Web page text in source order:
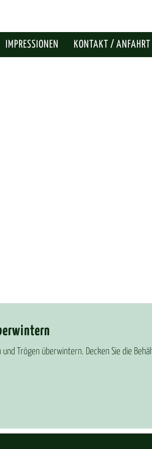
IMPRESSIONEN KONTAKT / ANFAHRT
und Trögen überwintern. Decken Sie die